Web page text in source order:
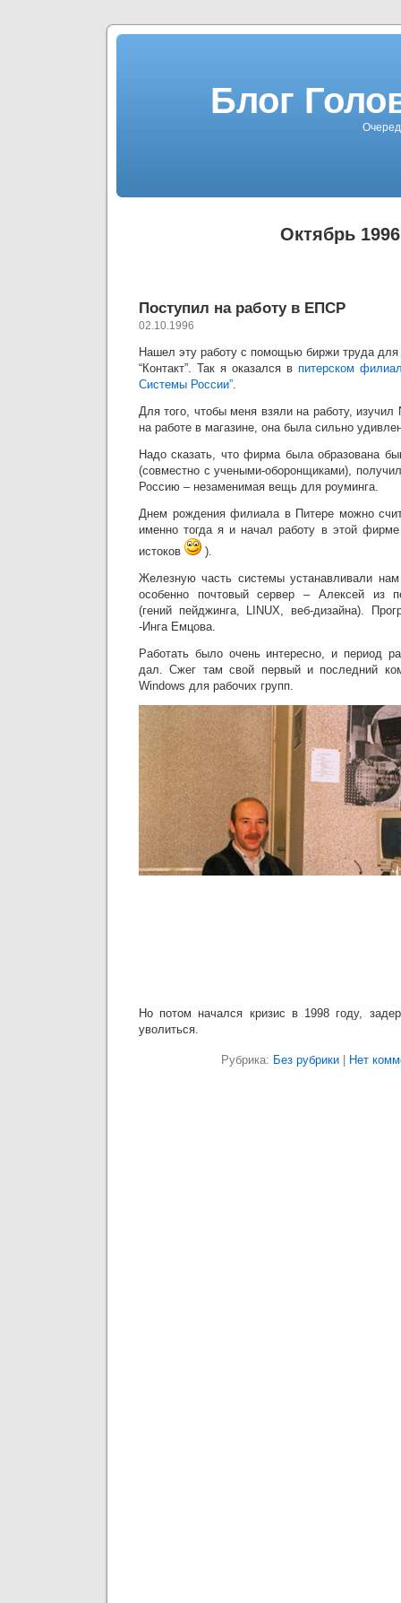
Блог
Октябрь 1996
Поступил на работу в ЕПСР
02.10.1996
Нашел эту работу с помощью биржи труда
“Контакт”. Так я оказался в питерском
Системы России”.
Для того, чтобы меня взяли на работу,
на работе в магазине, она была сильно
Надо сказать, что фирма была образована
(совместно с учеными-оборонщиками),
Россию – незаменимая вещь для роуминга.
Днем рождения филиала в Питере можно
именно тогда я и начал работу в этой
истоков
).
Железную часть системы устанавливали
особенно почтовый сервер – Алексей из
(гений пейджинга, LINUX, веб-дизайна).
-Инга Емцова.
Работать было очень интересно, и период
дал. Сжег там свой первый и последний
Windows для рабочих групп.
Но потом начался кризис в 1998 году,
уволиться.
Рубрика: Без рубрики Нет